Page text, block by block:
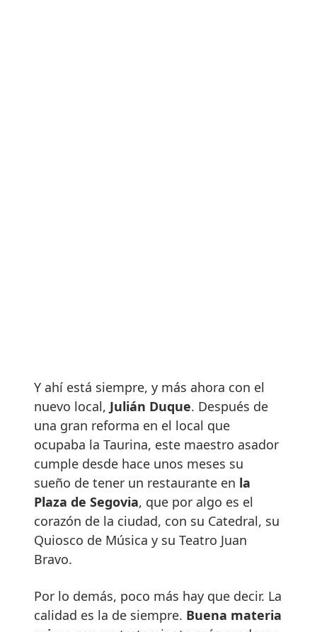
Y ahí está siempre, y más ahora con el
nuevo local, Julián Duque. Después de
una gran reforma en el local que
ocupaba la Taurina, este maestro asador
cumple desde hace unos meses su
sueño de tener un restaurante en la
Plaza de Segovia, que por algo es el
corazón de la ciudad, con su Catedral, su
Quiosco de Música y su Teatro Juan
Bravo.
Por lo demás, poco más hay que decir. La
calidad es la de siempre. Buena materia